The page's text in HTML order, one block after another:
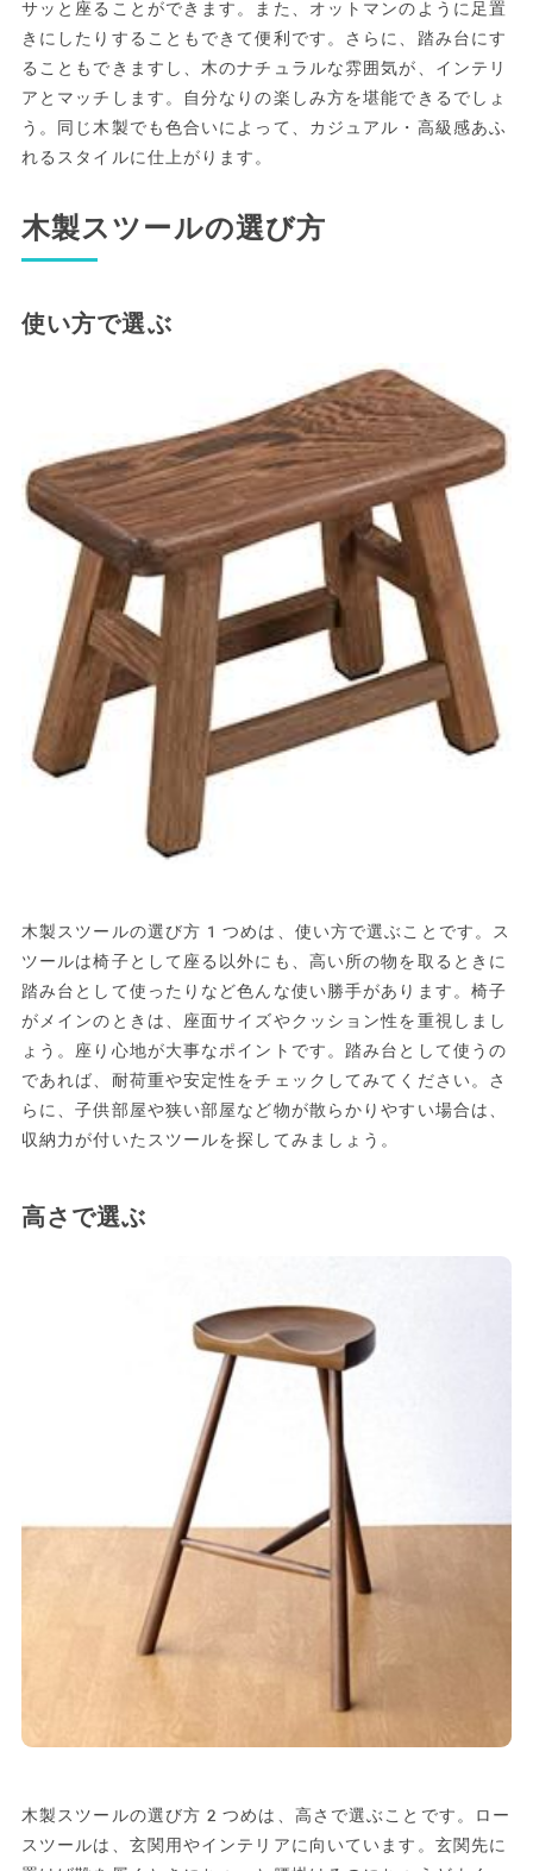
サッと座ることができます。また、オットマンのように足置
きにしたりすることもできて便利です。さらに、踏み台にす
ることもできますし、木のナチュラルな雰囲気が、インテリ
アとマッチします。自分なりの楽しみ方を堪能できるでしょ
う。同じ木製でも色合いによって、カジュアル・高級感あふ
れるスタイルに仕上がります。
木製スツールの選び方
使い方で選ぶ
木製スツールの選び方1つめは、使い方で選ぶことです。ス
ツールは椅子として座る以外にも、高い所の物を取るときに
踏み台として使ったりなど色んな使い勝手があります。椅子
がメインのときは、座面サイズやクッション性を重視しまし
ょう。座り心地が大事なポイントです。踏み台として使うの
であれば、耐荷重や安定性をチェックしてみてください。さ
らに、子供部屋や狭い部屋など物が散らかりやすい場合は、
収納力が付いたスツールを探してみましょう。
高さで選ぶ
木製スツールの選び方2つめは、高さで選ぶことです。ロー
スツールは、玄関用やインテリアに向いています。玄関先に